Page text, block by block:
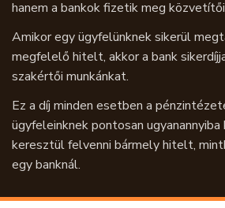
hanem a bankok fizetik meg
Amikor egy ügyfelünknek sikerül
megfelelő hitelt, akkor a bank
szakértői munkánkat.
Ez a díj minden esetben a
ügyfeleinknek pontosan
keresztül felvenni bármely hitelt,
egy banknál.